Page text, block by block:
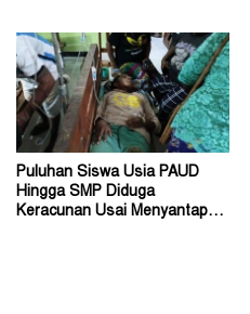
Puluhan Siswa Usia PAUD
Hingga SMP Diduga
Keracunan Usai Menyantap